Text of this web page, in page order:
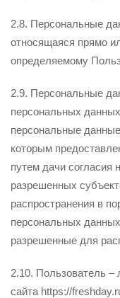
2.8. Персональные
относящаяся прямо
определяемому
2.9. Персональные
персональных
персональные
которым
путем дачи согласия
разрешенных
распространения в
персональных
разрешенные для
2.10. Пользователь –
сайта https://